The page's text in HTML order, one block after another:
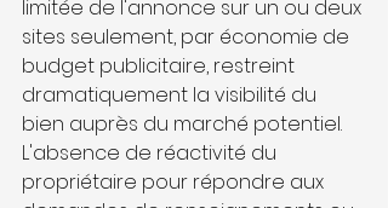
limitée de l'annonce sur un ou deux
sites seulement, par économie de
budget publicitaire, restreint
dramatiquement la visibilité du
bien auprès du marché potentiel.
L'absence de réactivité du
propriétaire pour répondre aux